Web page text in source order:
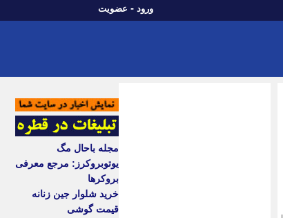
ورود - عضویت
مجله باحال مگ
یوتوبروکرز: مرجع معرفی
بروکرها
خرید شلوار جین زنانه
قیمت گوشی